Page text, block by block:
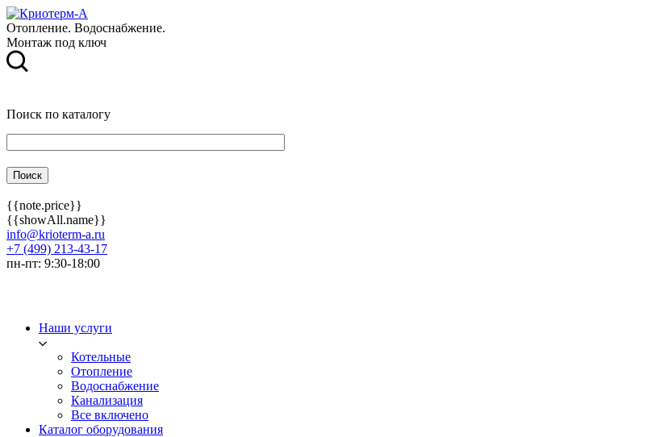
Отопление. Водоснабжение.
Монтаж под ключ
Поиск по каталогу
{{note.price}}
{{showAll.name}}
info@krioterm-a.ru
+7 (499) 213-43-17
пн-пт: 9:30-18:00
Наши услуги
Котельные
Отопление
Водоснабжение
Канализация
Все включено
Каталог оборудования